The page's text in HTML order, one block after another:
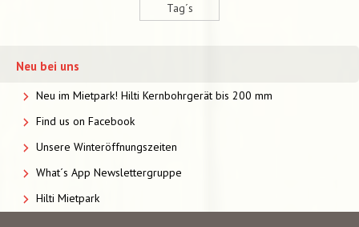
Tag´s
Neu bei uns
Neu im Mietpark! Hilti Kernbohrgerät bis 200 mm
Find us on Facebook
Unsere Winteröffnungszeiten
What´s App Newslettergruppe
Hilti Mietpark